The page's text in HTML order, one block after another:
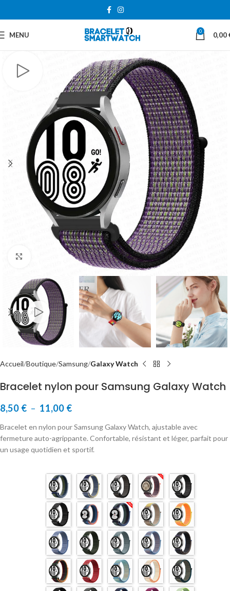
MENU 0 0,00
Cliquer pour agrandir
Accueil Boutique Samsung Galaxy Watch
Bracelet nylon pour Samsung Galaxy Watch
8,50 € – 11,00 €
Bracelet en nylon pour Samsung Galaxy Watch, ajustable avec
fermeture auto-agrippante. Confortable, résistant et léger, parfait pour
un usage quotidien et sportif.